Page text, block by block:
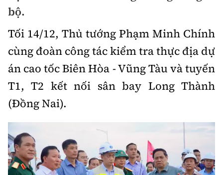
Giám định chất lượng
Quản lý đô thị
Hàng không
Đăng kiểm
Đường sắt tốc độ cao
Hàng hải
Đường sắt đô thị
Chứng khoán
Bảo hiểm
Doanh nghiệp
Pháp luật
Thanh tra
An ninh hình sự
Pháp đình
An toàn giao thông
Giao thông 24h
ATGT địa phương
Văn hóa giao thông
Lái xe an toàn
Chung tay vì ATGT
Chất lượng sống
Giáo dục
Y tế
Đời sống
Lao động - Công đoàn
Văn hóa - Giải Trí
Showbiz
Điện ảnh
Thể thao
Bóng đá
Bình luận
Công nghệ
bộ.
Tối 14/12, Thủ tướng Phạm Minh Chính
cùng đoàn công tác kiểm tra thực địa dự
án cao tốc Biên Hòa - Vũng Tàu và tuyến
T1, T2 kết nối sân bay Long Thành
(Đồng Nai).